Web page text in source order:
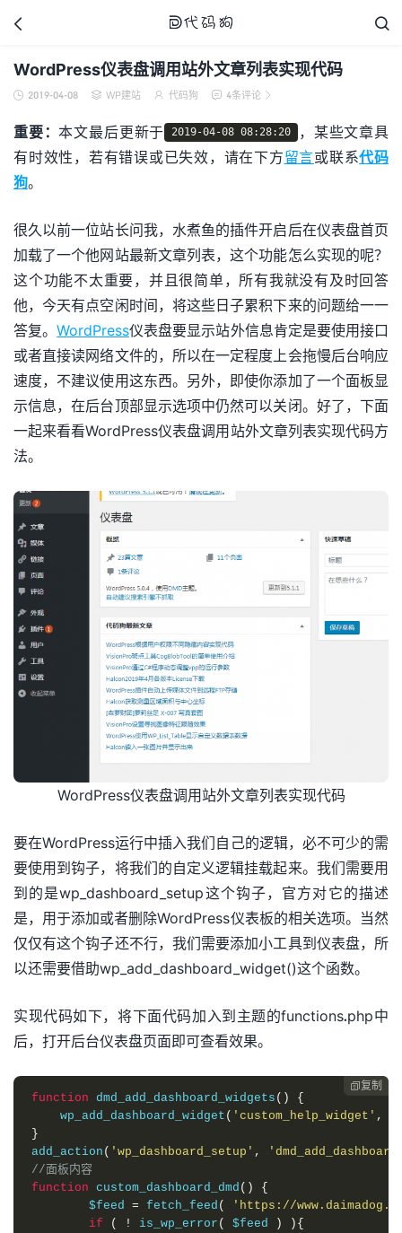

代码狗
 
WordPress仪表盘调用站外文章列表实现代码
 2019-04-08  WP建站  代码狗  4条评论 
重要：本文最后更新于 2019-04-08 08:28:20
，某些文章具
有时效性，若有错误或已失效，请在下方留言或联系代码
狗。
很久以前一位站长问我，水煮鱼的插件开启后在仪表盘首页
加载了一个他网站最新文章列表，这个功能怎么实现的呢？
这个功能不太重要，并且很简单，所有我就没有及时回答
他，今天有点空闲时间，将这些日子累积下来的问题给一一
答复。WordPress仪表盘要显示站外信息肯定是要使用接口
或者直接读网络文件的，所以在一定程度上会拖慢后台响应
速度，不建议使用这东西。另外，即使你添加了一个面板显
示信息，在后台顶部显示选项中仍然可以关闭。好了，下面
一起来看看WordPress仪表盘调用站外文章列表实现代码方
法。
WordPress仪表盘调用站外文章列表实现代码
要在WordPress运行中插入我们自己的逻辑，必不可少的需
要使用到钩子，将我们的自定义逻辑挂载起来。我们需要用
到的是wp_dashboard_setup这个钩子，官方对它的描述
是，用于添加或者删除WordPress仪表板的相关选项。当然
仅仅有这个钩子还不行，我们需要添加小工具到仪表盘，所
以还需要借助wp_add_dashboard_widget()这个函数。
实现代码如下，将下面代码加入到主题的functions.php中
后，打开后台仪表盘页面即可查看效果。
复制
function dmd_add_dashboard_widgets ()
{
    wp_add_dashboard_widget
( 'custom_help_widget' ,
}
add_action ( 'wp_dashboard_setup' ,
//面板内容
function custom_dashboard_dmd ()
{
	$feed
= fetch_feed (
'https://
if
( ! is_wp_error ( $feed )
){